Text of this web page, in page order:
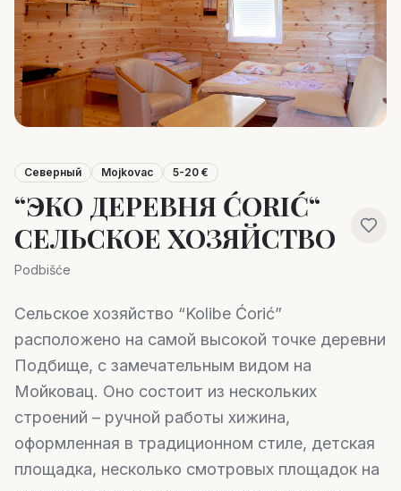
Северный Mojkovac 5-20 €
“ЭКО ДЕРЕВНЯ ĆORIĆ“
СЕЛЬСКОЕ ХОЗЯЙСТВО
Podbišće
Сельское хозяйство “Kolibe Ćorić”
расположено на самой высокой точке деревни
Подбище, с замечательным видом на
Мойковац. Оно состоит из нескольких
строений – ручной работы хижина,
оформленная в традиционном стиле, детская
площадка, несколько смотровых площадок на